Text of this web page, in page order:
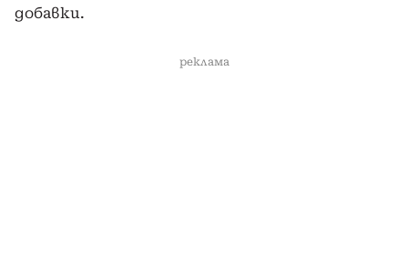
добавки.
реклама